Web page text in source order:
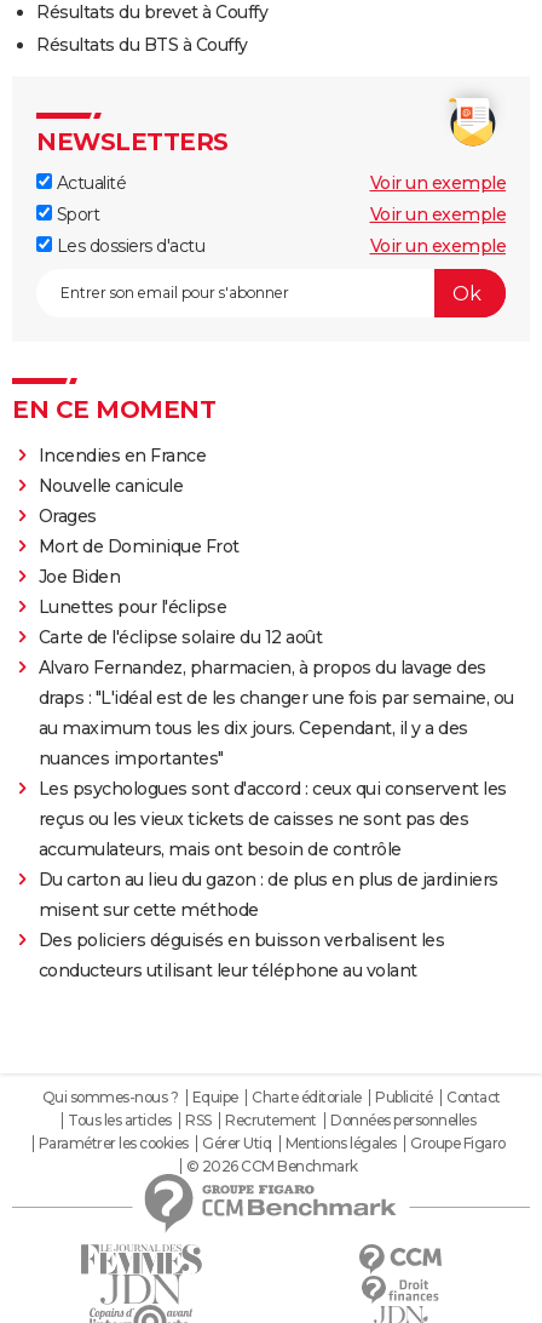
Résultats du brevet à Couffy
Résultats du BTS à Couffy
NEWSLETTERS
Actualité
Voir un exemple
Sport
Voir un exemple
Les dossiers d'actu
Voir un exemple
EN CE MOMENT
Incendies en France
Nouvelle canicule
Orages
Mort de Dominique Frot
Joe Biden
Lunettes pour l'éclipse
Carte de l'éclipse solaire du 12 août
Alvaro Fernandez, pharmacien, à propos du lavage des
draps : "L'idéal est de les changer une fois par semaine, ou
au maximum tous les dix jours. Cependant, il y a des
nuances importantes"
Les psychologues sont d'accord : ceux qui conservent les
reçus ou les vieux tickets de caisses ne sont pas des
accumulateurs, mais ont besoin de contrôle
Du carton au lieu du gazon : de plus en plus de jardiniers
misent sur cette méthode
Des policiers déguisés en buisson verbalisent les
conducteurs utilisant leur téléphone au volant
Qui sommes-nous ? Equipe Charte éditoriale Publicité
Contact
Tous les articles
RSS Recrutement
Données personnelles
Paramétrer les cookies
Gérer Utiq Mentions légales
Groupe Figaro
© 2026 CCM Benchmark